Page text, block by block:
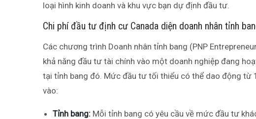
loại hình kinh doanh và khu vực bạn dự định đầu tư.
Chi phí đầu tư định cư Canada diện doanh nhân tỉnh
Các chương trình Doanh nhân tỉnh bang (PNP
khả năng đầu tư tài chính vào một doanh nghiệp đang
tại tỉnh bang đó. Mức đầu tư tối thiểu có thể dao động từ
vào:
Tỉnh bang: Mỗi tỉnh bang có yêu cầu về mức đầu tư